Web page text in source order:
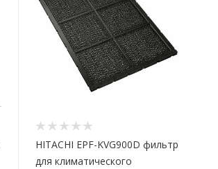
HITACHI EPF-KVG900D фильтр
для климатического